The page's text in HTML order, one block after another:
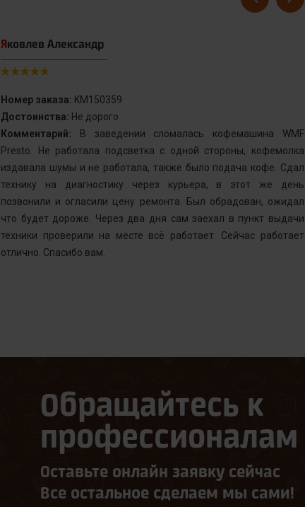
Яковлев Александр
Номер заказа: KM150359
Достоинства: Не дорого
Комментарий: В заведении сломалась кофемашина WMF
Presto. Не работала подсветка с одной стороны, кофемолка
издавала шумы и не работала, также было подача кофе. Сдал
технику на диагностику через курьера, в этот же день
позвонили и огласили цену ремонта. Был обрадован, ожидал
что будет дороже. Через два дня сам заехал в пункт выдачи
техники проверили на месте всё работает. Сейчас работает
отлично. Спасибо вам.
Обращайтесь к
профессионалам
Оставьте онлайн заявку сейчас
Все остальное сделаем мы сами!